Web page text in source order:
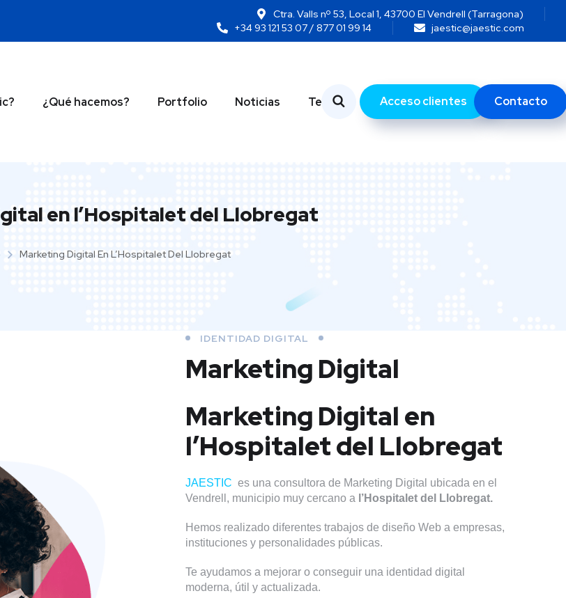
Ctra. Valls nº 53, Local 1, 43700 El Vendrell (Tarragona)
+34 93 121 53 07 / 877 01 99 14
jaestic@jaestic.com
¿Qué hacemos? Portfolio Noticias Temas Acceso clientes Contacto
en l’Hospitalet del Llobregat
Marketing Digital En L’Hospitalet Del Llobregat
IDENTIDAD DIGITAL
Marketing Digital
Marketing Digital en
l’Hospitalet del Llobregat
JAESTIC es una consultora de Marketing Digital ubicada en el
Vendrell, municipio muy cercano a l’Hospitalet del Llobregat.
Hemos realizado diferentes trabajos de diseño Web a empresas,
instituciones y personalidades públicas.
Te ayudamos a mejorar o conseguir una identidad digital
moderna, útil y actualizada.